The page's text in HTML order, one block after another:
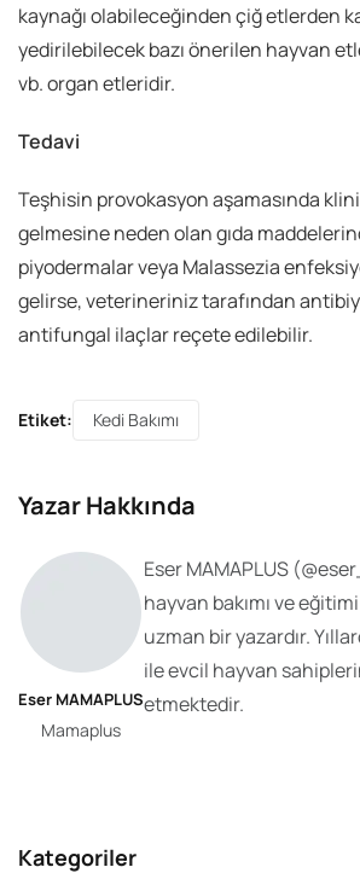
kaynağı olabileceğinden çiğ etlerden
yedirilebilecek bazı önerilen hayvan
vb. organ etleridir.
Tedavi
Teşhisin provokasyon aşamasında
gelmesine neden olan gıda
piyodermalar veya Malassezia
gelirse, veterineriniz tarafından
antifungal ilaçlar reçete edilebilir.
Etiket: Kedi Bakımı
Yazar Hakkında
Eser MAMAPLUS
Mamaplus
Eser MAMAPLUS (@
hayvan bakımı ve
uzman bir yazardır.
ile evcil hayvan
etmektedir.
Kategoriler